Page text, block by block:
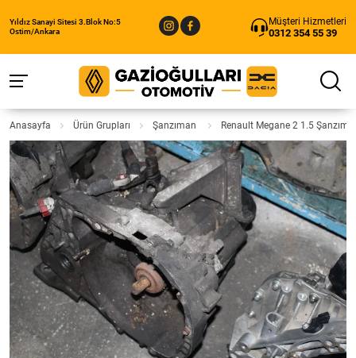
Yıldız Sanayi Sitesi 3.Blok No:5
Ostim/Ankara
Müşteri Hizmetleri
0312 354 55 39
Anasayfa Ürün Grupları Şanzıman Renault Megane 2 1.5